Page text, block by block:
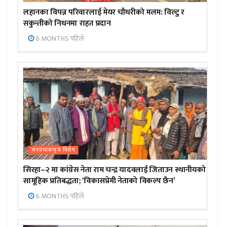
लहानका विपन्न परिवारलाई मेयर चौधरीको मलम: विल्टु र
सकुन्तीको निधनमा राहत प्रदान
6 MONTHS पहिले
जनप्रभाबन्युज विशेष
सिरहा–२ मा कांग्रेस नेता राम चन्द्र यादवलाई जिताउन स्थानीयको
सामूहिक प्रतिबद्धता; ‘विकासप्रेमी नेताको विकल्प छैन’
6 MONTHS पहिले